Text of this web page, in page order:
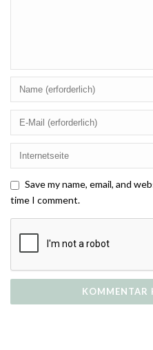
Save my name, email, and
time I comment.